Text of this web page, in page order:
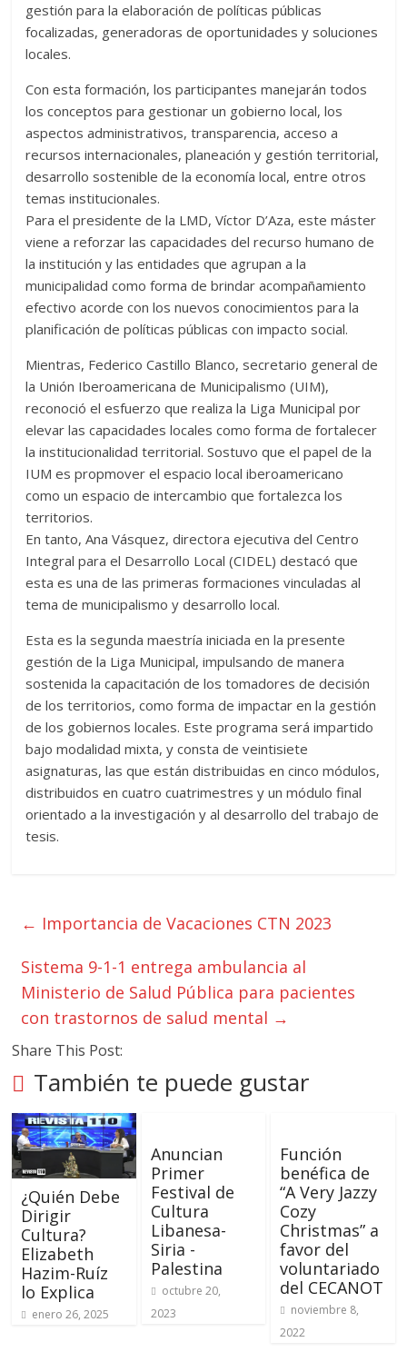
gestión para la elaboración de políticas públicas
focalizadas, generadoras de oportunidades y soluciones
locales.
Con esta formación, los participantes manejarán todos
los conceptos para gestionar un gobierno local, los
aspectos administrativos, transparencia, acceso a
recursos internacionales, planeación y gestión territorial,
desarrollo sostenible de la economía local, entre otros
temas institucionales.
Para el presidente de la LMD, Víctor D’Aza, este máster
viene a reforzar las capacidades del recurso humano de
la institución y las entidades que agrupan a la
municipalidad como forma de brindar acompañamiento
efectivo acorde con los nuevos conocimientos para la
planificación de políticas públicas con impacto social.
Mientras, Federico Castillo Blanco, secretario general de
la Unión Iberoamericana de Municipalismo (UIM),
reconoció el esfuerzo que realiza la Liga Municipal por
elevar las capacidades locales como forma de fortalecer
la institucionalidad territorial. Sostuvo que el papel de la
IUM es propmover el espacio local iberoamericano
como un espacio de intercambio que fortalezca los
territorios.
En tanto, Ana Vásquez, directora ejecutiva del Centro
Integral para el Desarrollo Local (CIDEL) destacó que
esta es una de las primeras formaciones vinculadas al
tema de municipalismo y desarrollo local.
Esta es la segunda maestría iniciada en la presente
gestión de la Liga Municipal, impulsando de manera
sostenida la capacitación de los tomadores de decisión
de los territorios, como forma de impactar en la gestión
de los gobiernos locales. Este programa será impartido
bajo modalidad mixta, y consta de veintisiete
asignaturas, las que están distribuidas en cinco módulos,
distribuidos en cuatro cuatrimestres y un módulo final
orientado a la investigación y al desarrollo del trabajo de
tesis.
← Importancia de Vacaciones CTN 2023
Sistema 9-1-1 entrega ambulancia al
Ministerio de Salud Pública para pacientes
con trastornos de salud mental →
Share This Post:
También te puede gustar
¿Quién Debe
Dirigir
Cultura?
Elizabeth
Hazim-Ruíz
lo Explica
enero 26, 2025
Anuncian
Primer
Festival de
Cultura
Libanesa-
Siria -
Palestina
octubre 20,
2023
Función
benéfica de
“A Very Jazzy
Cozy
Christmas” a
favor del
voluntariado
del CECANOT
noviembre 8,
2022